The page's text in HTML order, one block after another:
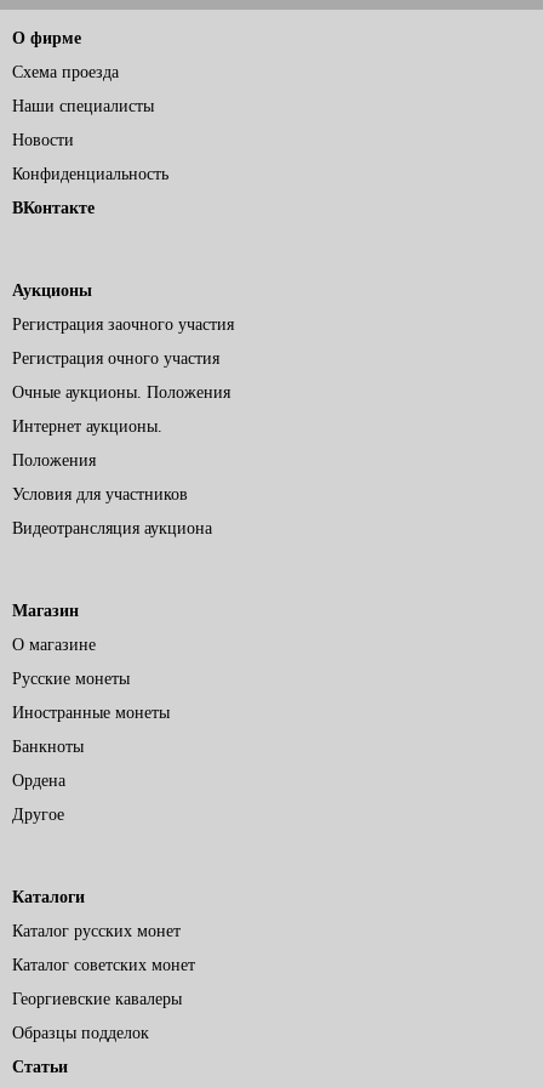
О фирме
Схема проезда
Наши специалисты
Новости
Конфиденциальность
ВКонтакте
Аукционы
Регистрация заочного участия
Регистрация очного участия
Очные аукционы. Положения
Интернет аукционы.
Положения
Условия для участников
Видеотрансляция аукциона
Магазин
О магазине
Русские монеты
Иностранные монеты
Банкноты
Ордена
Другое
Каталоги
Каталог русских монет
Каталог советских монет
Георгиевские кавалеры
Образцы подделок
Статьи